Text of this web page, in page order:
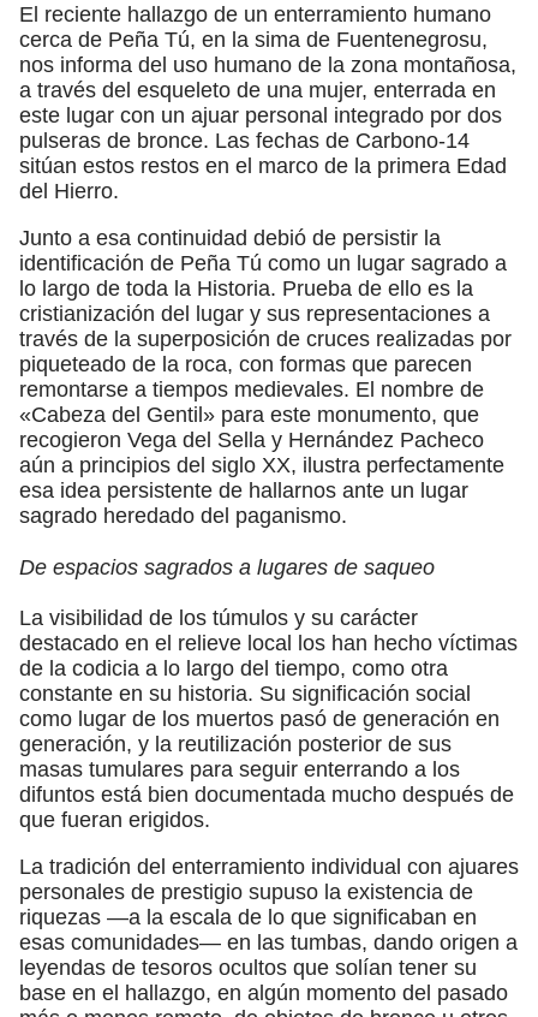
El reciente hallazgo de un enterramiento humano
cerca de Peña Tú, en la sima de Fuentenegrosu,
nos informa del uso humano de la zona montañosa,
a través del esqueleto de una mujer, enterrada en
este lugar con un ajuar personal integrado por dos
pulseras de bronce. Las fechas de Carbono-14
sitúan estos restos en el marco de la primera Edad
del Hierro.
Junto a esa continuidad debió de persistir la
identificación de Peña Tú como un lugar sagrado a
lo largo de toda la Historia. Prueba de ello es la
cristianización del lugar y sus representaciones a
través de la superposición de cruces realizadas por
piqueteado de la roca, con formas que parecen
remontarse a tiempos medievales. El nombre de
«Cabeza del Gentil» para este monumento, que
recogieron Vega del Sella y Hernández Pacheco
aún a principios del siglo XX, ilustra perfectamente
esa idea persistente de hallarnos ante un lugar
sagrado heredado del paganismo.
De espacios sagrados a lugares de saqueo
La visibilidad de los túmulos y su carácter
destacado en el relieve local los han hecho víctimas
de la codicia a lo largo del tiempo, como otra
constante en su historia. Su significación social
como lugar de los muertos pasó de generación en
generación, y la reutilización posterior de sus
masas tumulares para seguir enterrando a los
difuntos está bien documentada mucho después de
que fueran erigidos.
La tradición del enterramiento individual con ajuares
personales de prestigio supuso la existencia de
riquezas —a la escala de lo que significaban en
esas comunidades— en las tumbas, dando origen a
leyendas de tesoros ocultos que solían tener su
base en el hallazgo, en algún momento del pasado